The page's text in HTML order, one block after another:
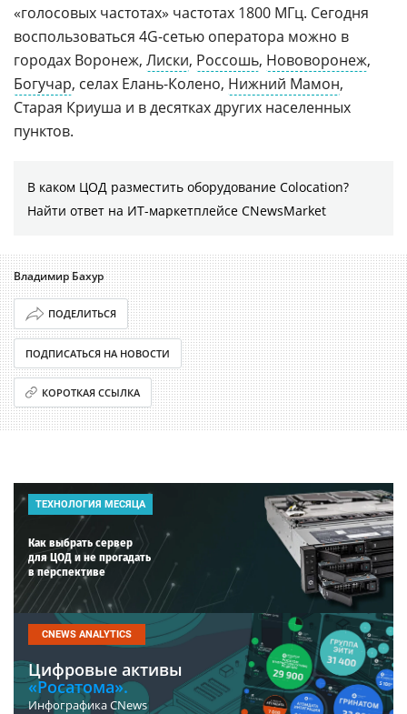
«голосовых частотах» частотах 1800 МГц. Сегодня
воспользоваться 4G-сетью оператора можно в
городах Воронеж, Лиски, Россошь, Нововоронеж,
Богучар, селах Елань-Колено, Нижний Мамон,
Старая Криуша и в десятках других населенных
пунктов.
В каком ЦОД разместить оборудование Colocation?
Найти ответ на ИТ-маркетплейсе CNewsMarket
Владимир Бахур
ПОДЕЛИТЬСЯ
ПОДПИСАТЬСЯ НА НОВОСТИ
КОРОТКАЯ ССЫЛКА
ТЕХНОЛОГИЯ МЕСЯЦА
Как выбрать сервер
для ЦОД и не прогадать
в перспективе
CNEWS ANALYTICS
Цифровые активы
«Росатома».
Инфографика CNews